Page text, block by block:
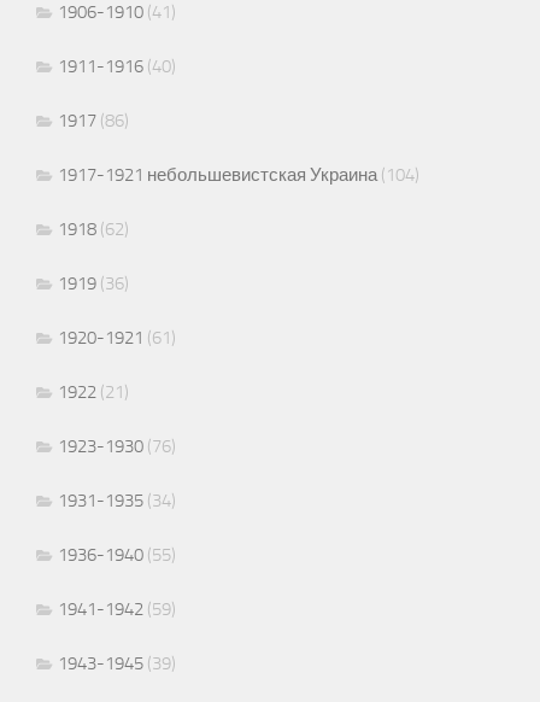
1906-1910 (41)
1911-1916 (40)
1917 (86)
1917-1921 небольшевистская Украина(104)
1918 (62)
1919 (36)
1920-1921 (61)
1922 (21)
1923-1930 (76)
1931-1935 (34)
1936-1940 (55)
1941-1942 (59)
1943-1945 (39)